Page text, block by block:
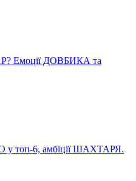
Емоції ДОВБИКА та
топ-6, амбіції ШАХТАРЯ.